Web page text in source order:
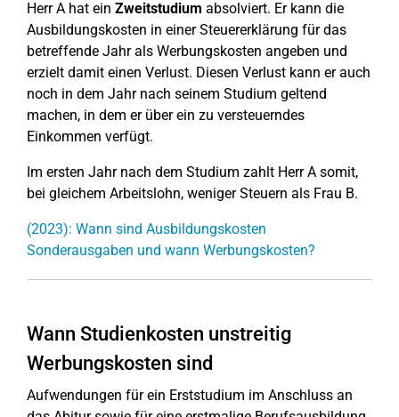
Herr A hat ein Zweitstudium absolviert. Er kann die
Ausbildungskosten in einer Steuererklärung für das
betreffende Jahr als Werbungskosten angeben und
erzielt damit einen Verlust. Diesen Verlust kann er auch
noch in dem Jahr nach seinem Studium geltend
machen, in dem er über ein zu versteuerndes
Einkommen verfügt.
Im ersten Jahr nach dem Studium zahlt Herr A somit,
bei gleichem Arbeitslohn, weniger Steuern als Frau B.
(2023): Wann sind Ausbildungskosten
Sonderausgaben und wann Werbungskosten?
Wann Studienkosten unstreitig
Werbungskosten sind
Aufwendungen für ein Erststudium im Anschluss an